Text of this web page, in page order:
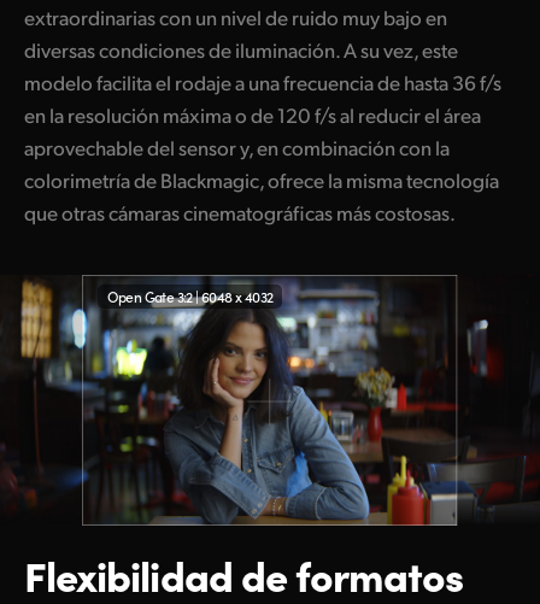
extraordinarias con un nivel de ruido muy bajo en
diversas condiciones de iluminación. A su vez, este
modelo facilita el rodaje a una frecuencia de hasta 36 f/s
en la resolución máxima o de 120 f/s al reducir el área
aprovechable del sensor y, en combinación con la
colorimetría de Blackmagic, ofrece la misma tecnología
que otras cámaras cinematográficas más costosas.
Open Gate 3:2 | 6048 x 4032
Flexibilidad de formatos